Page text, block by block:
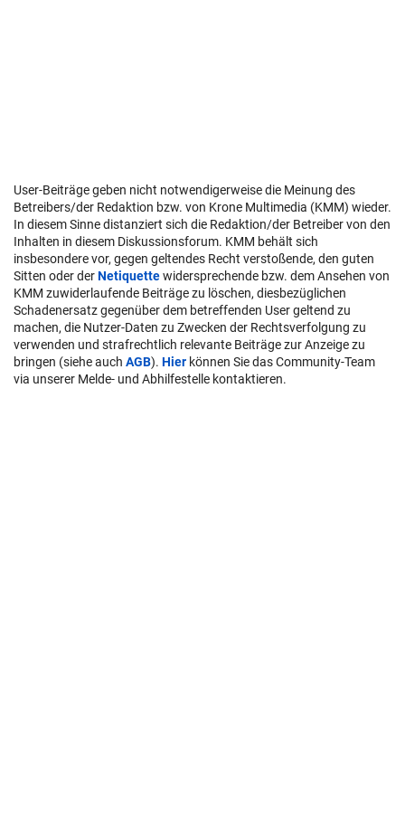
User-Beiträge geben nicht notwendigerweise die Meinung des
Betreibers/der Redaktion bzw. von Krone Multimedia (KMM) wieder.
In diesem Sinne distanziert sich die Redaktion/der Betreiber von den
Inhalten in diesem Diskussionsforum. KMM behält sich
insbesondere vor, gegen geltendes Recht verstoßende, den guten
Sitten oder derNetiquettewidersprechende bzw. dem Ansehen von
KMM zuwiderlaufende Beiträge zu löschen, diesbezüglichen
Schadenersatz gegenüber dem betreffenden User geltend zu
machen, die Nutzer-Daten zu Zwecken der Rechtsverfolgung zu
verwenden und strafrechtlich relevante Beiträge zur Anzeige zu
bringen (siehe auch AGB). Hier können Sie das Community-Team
via unserer Melde- und Abhilfestelle kontaktieren.